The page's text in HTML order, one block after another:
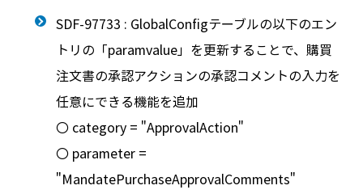
SDF-97733 : GlobalConfigテーブルの以下のエン
トリの「paramvalue」を更新することで、購買
注文書の承認アクションの承認コメントの入力を
任意にできる機能を追加
〇 category = "ApprovalAction"
〇 parameter =
"MandatePurchaseApprovalComments"